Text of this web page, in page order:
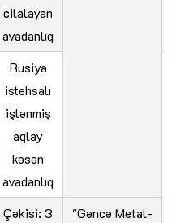
cilalayan
avadanlıq
Rusiya
istehsalı
işlənmiş
aqlay
kəsən
avadanlıq
Çəkisi: 3
"Gəncə Metal-